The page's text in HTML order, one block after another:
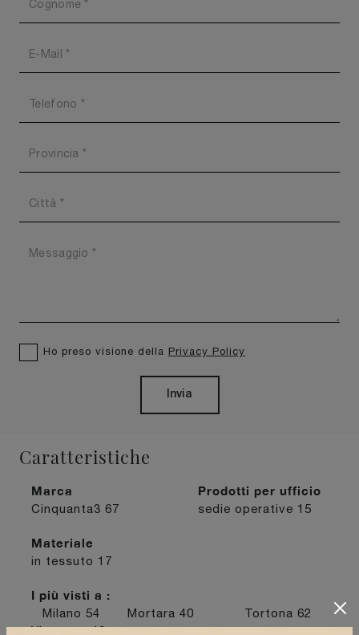
Ho preso visione della Privacy Policy
Invia
Caratteristiche
Marca
Cinquanta3 67
Prodotti per ufficio
sedie operative 15
Materiale
in tessuto 17
I più visti a :
Milano 54 Mortara40 Tortona 62
Vigevano49